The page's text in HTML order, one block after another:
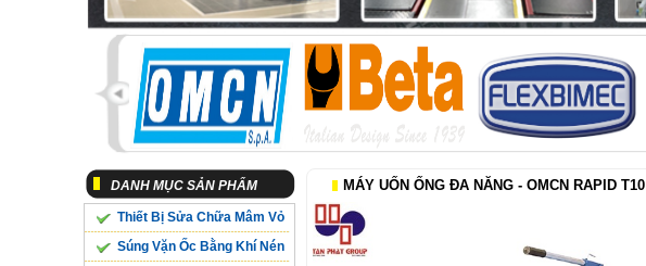
DANH MỤC SẢN PHẨM
Thiết Bị Sửa Chữa Mâm Vỏ
Súng Vặn Ốc Bằng Khí Nén
MÁY UỐN ỐNG ĐA NĂNG - OMCN RAPID T10